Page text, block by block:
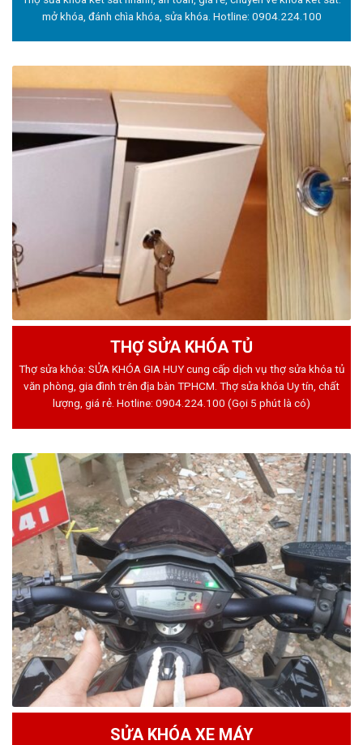
mở khóa, đánh chìa khóa, sửa khóa. Hotline: 0904.224.100
THỢ SỬA KHÓA TỦ
Thợ sửa khóa: SỬA KHÓA GIA HUY cung cấp dịch vụ thợ sửa khóa tủ
văn phòng, gia đình trên địa bàn TPHCM. Thợ sửa khóa Uy tín, chất
lượng, giá rẻ. Hotline: 0904.224.100 (Gọi 5 phút là có)
SỬA KHÓA XE MÁY